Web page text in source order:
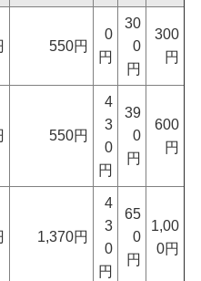
550円
0
円
30
0
円
300
円
550円
4
3
0
円
39
0
円
600
円
1,370円
4
3
0
円
65
0
円
1,00
0円